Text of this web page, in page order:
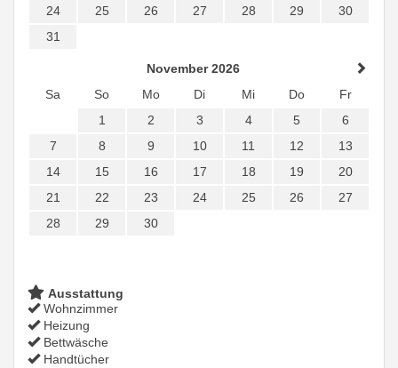
24
25 26 27 28 29
30
31
November 2026
Sa
So Mo Di Mi Do
Fr
1
2 3 4 5
6
7
8 9 10 11 12
13
14
15 16 17 18 19
20
21
22 23 24 25 26
27
28
29 30
Ausstattung
Wohnzimmer
Heizung
Bettwäsche
Handtücher